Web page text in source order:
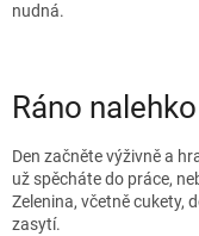
nudná.
Ráno nalehko
Den začněte výživně a
už spěcháte do práce,
Zelenina, včetně cukety,
zasytí.